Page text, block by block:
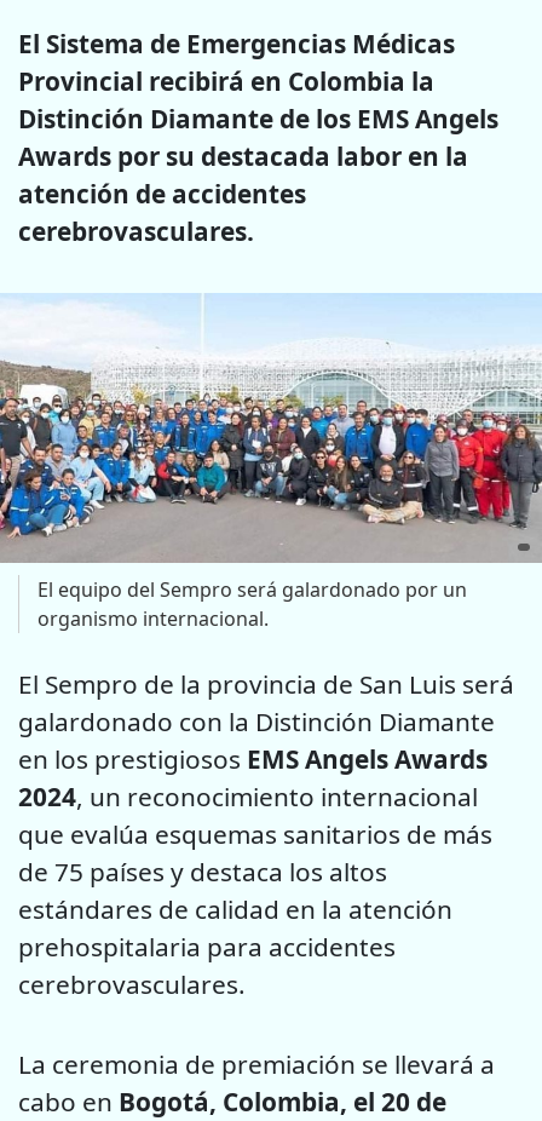
El Sistema de Emergencias Médicas
Provincial recibirá en Colombia la
Distinción Diamante de los EMS Angels
Awards por su destacada labor en la
atención de accidentes
cerebrovasculares.
El equipo del Sempro será galardonado por un
organismo internacional.
El Sempro de la provincia de San Luis será
galardonado con la Distinción Diamante
en los prestigiosos EMS Angels Awards
2024, un reconocimiento internacional
que evalúa esquemas sanitarios de más
de 75 países y destaca los altos
estándares de calidad en la atención
prehospitalaria para accidentes
cerebrovasculares.
La ceremonia de premiación se llevará a
cabo en Bogotá, Colombia, el 20 de